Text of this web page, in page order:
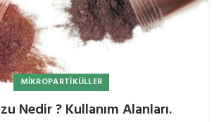
MIKROPARTIKÜLLER
Nedir ? Kullanım Alanları.